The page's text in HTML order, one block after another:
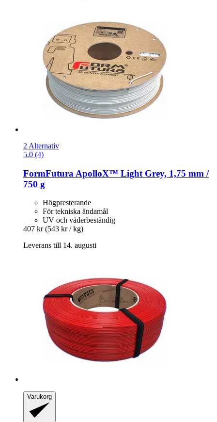
2 Alternativ
5.0 (4)
FormFutura ApolloX™ Light Grey, 1,75 mm /
750 g
Högpresterande
För tekniska ändamål
UV och väderbeständig
407 kr (543 kr / kg)
Leverans till 14. augusti
Varukorg